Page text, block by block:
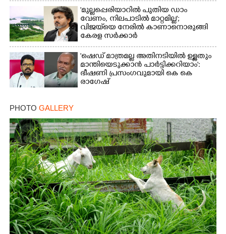
'മുല്ലപ്പെരിയാറിൽ പുതിയ ഡാം
വേണം, നിലപാടിൽ മാറ്റമില്ല';
വിജയ്‌യെ നേരിൽ കാണാനൊരുങ്ങി
കേരള സർക്കാർ
'ഷെഡ് മാത്രമല്ല അതിനടിയിൽ ഉള്ളതും
മാന്തിയെടുക്കാൻ പാർട്ടിക്കറിയാം':
ഭീഷണി പ്രസംഗവുമായി കെ കെ
രാഗേഷ്
PHOTO GALLERY